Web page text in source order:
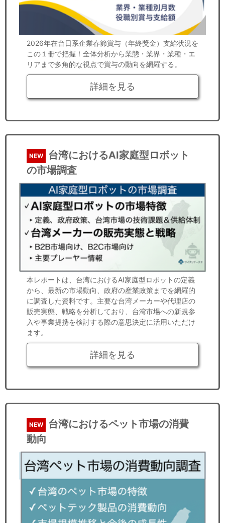
2026年在台日系企業春節賞与（年終獎金）支給状況を
この１冊で把握！全体分析から業態・業界・業種・エ
リアまで多角的な視点で賞与の動向を網羅する。
詳細を見る
NEW
台湾におけるAI家庭型ロボット
の市場調査
本レポートは、台湾におけるAI家庭型ロボットの定義
から、最新の市場動向、政府の産業政策までを網羅的
に調査した資料です。主要な台湾メーカーや代理店の
販売実態、戦略を分析しており、台湾市場への新規参
入や事業提携を検討する際の意思決定に活用いただけ
ます。
詳細を見る
NEW
台湾におけるペット市場の消費
動向